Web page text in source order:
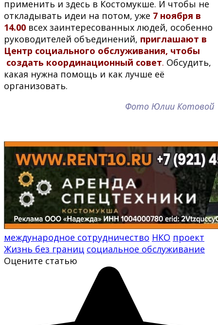
применить и здесь в Костомукше. И чтобы не
откладывать идеи на потом, уже 7 ноября в
14.00 всех заинтересованных людей, особенно
руководителей объединений, приглашают в
Центр социального обслуживания, чтобы
создать координационный совет. Обсудить,
какая нужна помощь и как лучше её
организовать.
Фото Юлии Котовой
международное сотрудничество НКО проект
Жизнь без границ социальное обслуживание
Оцените статью